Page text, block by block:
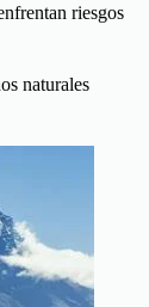
riesgos
naturales